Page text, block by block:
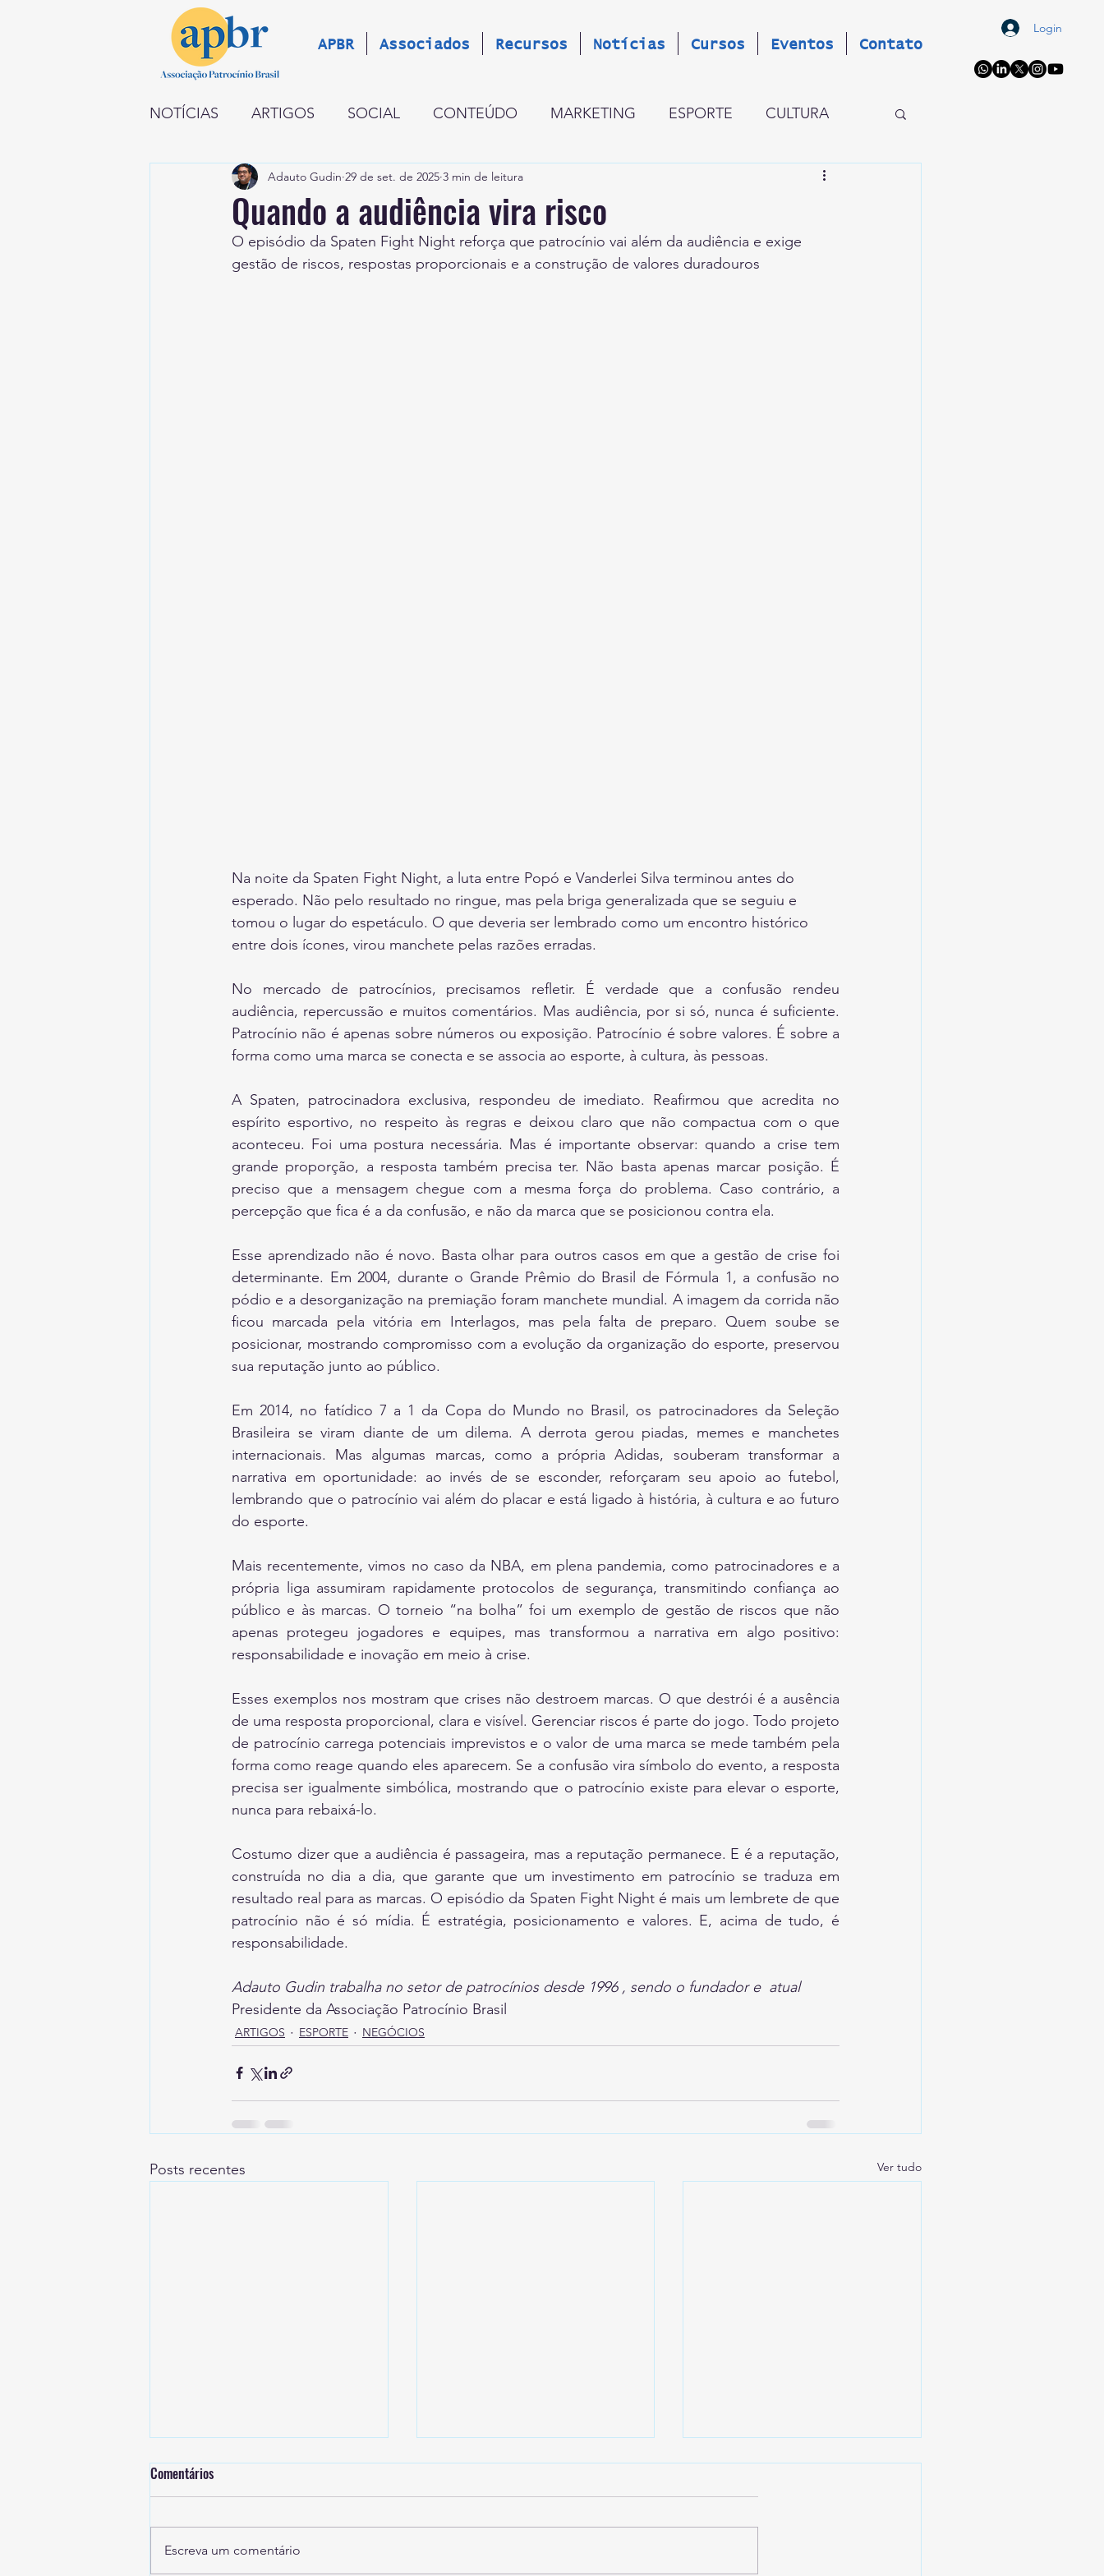
APBR Associados Recursos Notícias Cursos Eventos Contato
Login
NOTÍCIAS ARTIGOS SOCIAL CONTEÚDO MARKETING ESPORTE CULTURA
NEGÓCIOS RADAR GESTÃO CINCO PERGUNTAS EVENTOS
INSTITUCIONAL PATROCÍNIO GLOBAL ESTRATÉGIA OPINIÃO RAIO X
Quando a audiência vira risco
Adauto Gudin 29 de set. de 2025 3 min de leitura
O episódio da Spaten Fight Night reforça que patrocínio vai além da audiência e exige
gestão de riscos, respostas proporcionais e a construção de valores duradouros
Na noite da Spaten Fight Night, a luta entre Popó e Vanderlei Silva terminou antes do
esperado. Não pelo resultado no ringue, mas pela briga generalizada que se seguiu e
tomou o lugar do espetáculo. O que deveria ser lembrado como um encontro histórico
entre dois ícones, virou manchete pelas razões erradas.
No mercado de patrocínios, precisamos refletir. É verdade que a confusão rendeu
audiência, repercussão e muitos comentários. Mas audiência, por si só, nunca é suficiente.
Patrocínio não é apenas sobre números ou exposição. Patrocínio é sobre valores. É sobre a
forma como uma marca se conecta e se associa ao esporte, à cultura, às pessoas.
A Spaten, patrocinadora exclusiva, respondeu de imediato. Reafirmou que acredita no
espírito esportivo, no respeito às regras e deixou claro que não compactua com o que
aconteceu. Foi uma postura necessária. Mas é importante observar: quando a crise tem
grande proporção, a resposta também precisa ter. Não basta apenas marcar posição. É
preciso que a mensagem chegue com a mesma força do problema. Caso contrário, a
percepção que fica é a da confusão, e não da marca que se posicionou contra ela.
Esse aprendizado não é novo. Basta olhar para outros casos em que a gestão de crise foi
determinante. Em 2004, durante o Grande Prêmio do Brasil de Fórmula 1, a confusão no
pódio e a desorganização na premiação foram manchete mundial. A imagem da corrida não
ficou marcada pela vitória em Interlagos, mas pela falta de preparo. Quem soube se
posicionar, mostrando compromisso com a evolução da organização do esporte, preservou
sua reputação junto ao público.
Em 2014, no fatídico 7 a 1 da Copa do Mundo no Brasil, os patrocinadores da Seleção
Brasileira se viram diante de um dilema. A derrota gerou piadas, memes e manchetes
internacionais. Mas algumas marcas, como a própria Adidas, souberam transformar a
narrativa em oportunidade: ao invés de se esconder, reforçaram seu apoio ao futebol,
lembrando que o patrocínio vai além do placar e está ligado à história, à cultura e ao futuro
do esporte.
Mais recentemente, vimos no caso da NBA, em plena pandemia, como patrocinadores e a
própria liga assumiram rapidamente protocolos de segurança, transmitindo confiança ao
público e às marcas. O torneio “na bolha” foi um exemplo de gestão de riscos que não
apenas protegeu jogadores e equipes, mas transformou a narrativa em algo positivo:
responsabilidade e inovação em meio à crise.
Esses exemplos nos mostram que crises não destroem marcas. O que destrói é a ausência
de uma resposta proporcional, clara e visível. Gerenciar riscos é parte do jogo. Todo projeto
de patrocínio carrega potenciais imprevistos e o valor de uma marca se mede também pela
forma como reage quando eles aparecem. Se a confusão vira símbolo do evento, a resposta
precisa ser igualmente simbólica, mostrando que o patrocínio existe para elevar o esporte,
nunca para rebaixá-lo.
Costumo dizer que a audiência é passageira, mas a reputação permanece. E é a reputação,
construída no dia a dia, que garante que um investimento em patrocínio se traduza em
resultado real para as marcas. O episódio da Spaten Fight Night é mais um lembrete de que
patrocínio não é só mídia. É estratégia, posicionamento e valores. E, acima de tudo, é
responsabilidade.
Adauto Gudin trabalha no setor de patrocínios desde 1996 , sendo o fundador e  atual
Presidente da Associação Patrocínio Brasil
ARTIGOS ESPORTE NEGÓCIOS
Posts recentes Ver tudo
Comentários
Escreva um comentário